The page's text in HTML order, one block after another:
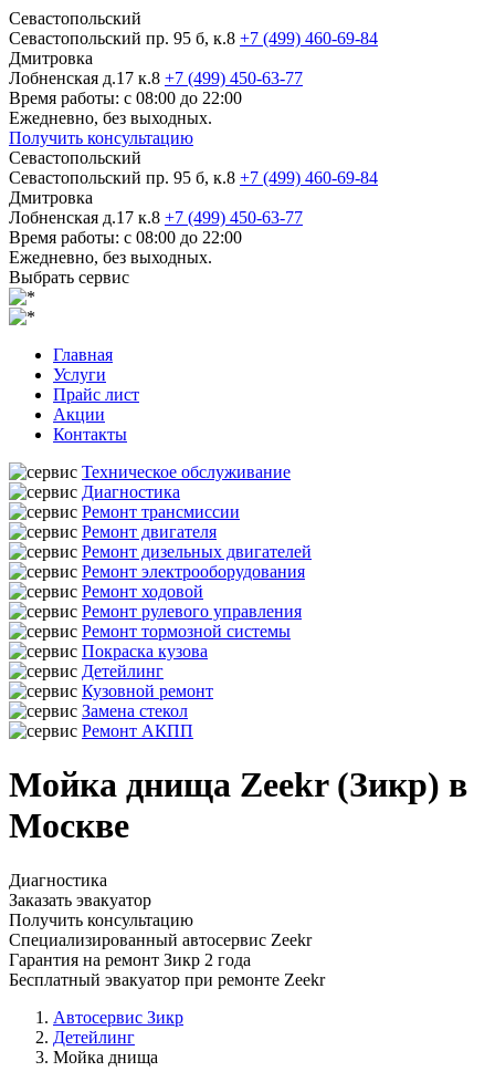
Севастопольский
Севастопольский пр. 95 б, к.8 +7 (499) 460-69-84
Дмитровка
Лобненская д.17 к.8 +7 (499) 450-63-77
Время работы: с 08:00 до 22:00
Ежедневно, без выходных.
Получить консультацию
Севастопольский
Севастопольский пр. 95 б, к.8 +7 (499) 460-69-84
Дмитровка
Лобненская д.17 к.8 +7 (499) 450-63-77
Время работы: с 08:00 до 22:00
Ежедневно, без выходных.
Выбрать сервис
Главная
Услуги
Прайс лист
Акции
Контакты
Техническое обслуживание
Диагностика
Ремонт трансмиссии
Ремонт двигателя
Ремонт дизельных двигателей
Ремонт электрооборудования
Ремонт ходовой
Ремонт рулевого управления
Ремонт тормозной системы
Покраска кузова
Детейлинг
Кузовной ремонт
Замена стекол
Ремонт АКПП
Мойка днища Zeekr (Зикр) в
Москве
Диагностика
Заказать эвакуатор
Получить консультацию
Специализированный автосервис Zeekr
Гарантия на ремонт Зикр 2 года
Бесплатный эвакуатор при ремонте Zeekr
Автосервис Зикр
Детейлинг
Мойка днища